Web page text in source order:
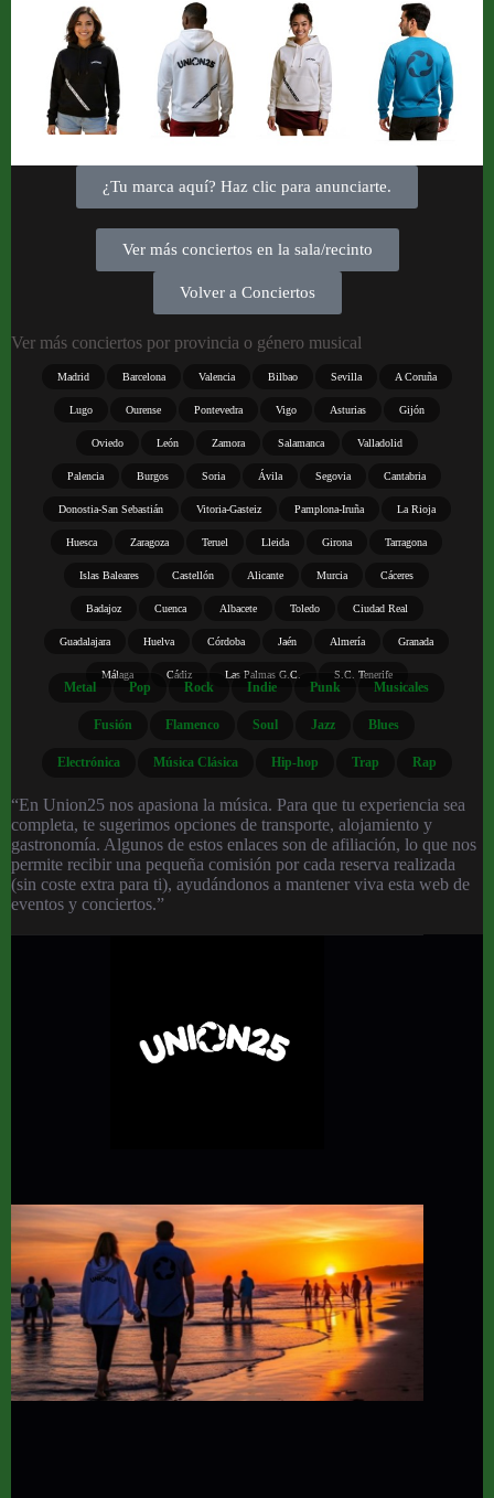
¿Tu marca aquí? Haz clic para anunciarte.
Ver más conciertos en la sala/recinto
Volver a Conciertos
Ver más conciertos por provincia o género musical
Madrid Barcelona Valencia Bilbao Sevilla A Coruña
Lugo Ourense Pontevedra Vigo Asturias Gijón
Oviedo León Zamora Salamanca Valladolid
Palencia Burgos Soria Ávila Segovia Cantabria
Donostia-San Sebastián Vitoria-Gasteiz Pamplona-Iruña La Rioja
Huesca Zaragoza Teruel Lleida Girona Tarragona
Islas Baleares Castellón Alicante Murcia Cáceres
Badajoz Cuenca Albacete Toledo Ciudad Real
Guadalajara Huelva Córdoba Jaén Almería Granada
Málaga Cádiz Las Palmas G.C. S.C. Tenerife
Metal Pop Rock Indie Punk Musicales
Fusión Flamenco Soul Jazz Blues
Electrónica Música Clásica Hip-hop Trap Rap
“En Union25 nos apasiona la música. Para que tu experiencia sea
completa, te sugerimos opciones de transporte, alojamiento y
gastronomía. Algunos de estos enlaces son de afiliación, lo que nos
permite recibir una pequeña comisión por cada reserva realizada
(sin coste extra para ti), ayudándonos a mantener viva esta web de
eventos y conciertos.”